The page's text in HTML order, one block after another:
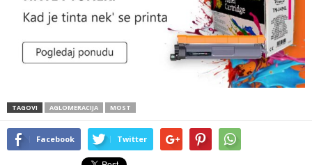
TAGOVI AGLOMERACIJA MOST
Facebook Twitter